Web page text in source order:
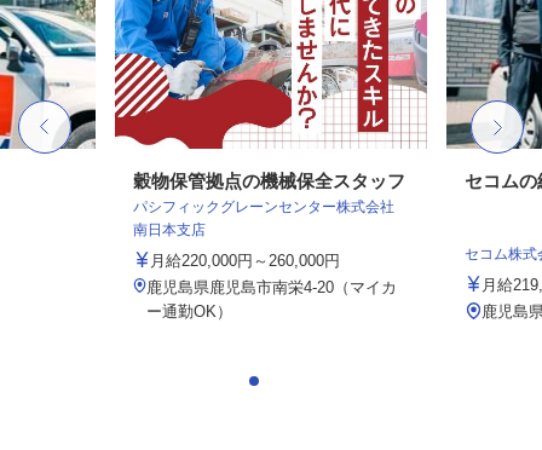
穀物保管拠点の機械保全スタッフ
パシフィックグレーンセンター株式会社
南日本支店
月給220,000円～260,000円
鹿児島県鹿児島市南栄4-20（マイカ
ー通勤OK）
セコムの
セコム株式
月給
鹿児島